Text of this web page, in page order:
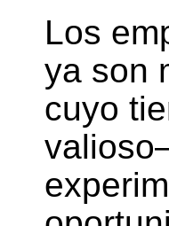
Los
ya son
cuyo